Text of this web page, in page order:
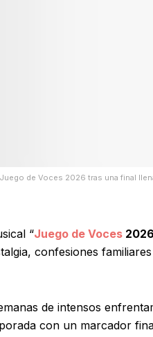
de Voces 2026 tras una final
“Juego de Voces 2026
confesiones
de intensos
con un marcador